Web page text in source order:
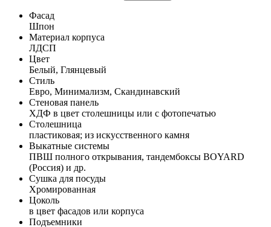
Фасад
Шпон
Материал корпуса
ЛДСП
Цвет
Белый, Глянцевый
Стиль
Евро, Минимализм, Скандинавский
Стеновая панель
ХДФ в цвет столешницы или с фотопечатью
Столешница
пластиковая; из искусственного камня
Выкатные системы
ПВШ полного открывания, тандембоксы BOYARD
(Россия) и др.
Сушка для посуды
Хромированная
Цоколь
в цвет фасадов или корпуса
Подъемники